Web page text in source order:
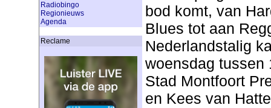
Radiobingo
Regionieuws
Agenda
Reclame
bod komt, van
Blues tot aan
Nederlandstalig
woensdag tussen
Stad Montfoort
en Kees van